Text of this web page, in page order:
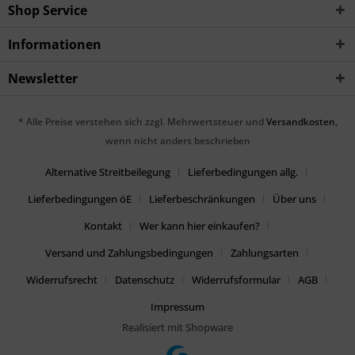
Shop Service
Informationen
Newsletter
* Alle Preise verstehen sich zzgl. Mehrwertsteuer und Versandkosten,
wenn nicht anders beschrieben
Alternative Streitbeilegung
Lieferbedingungen allg.
Lieferbedingungen öE
Lieferbeschränkungen
Über uns
Kontakt
Wer kann hier einkaufen?
Versand und Zahlungsbedingungen
Zahlungsarten
Widerrufsrecht
Datenschutz Widerrufsformular
AGB
Impressum
Realisiert mit Shopware